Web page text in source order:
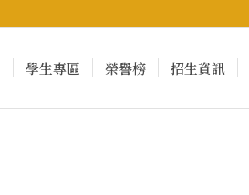
學生專區 榮譽榜 招生資訊